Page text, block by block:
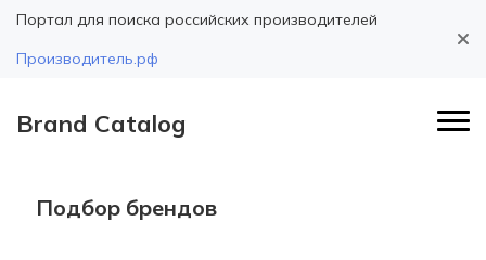
Портал для поиска российских производителей
Производитель.рф
Brand Catalog
Подбор брендов